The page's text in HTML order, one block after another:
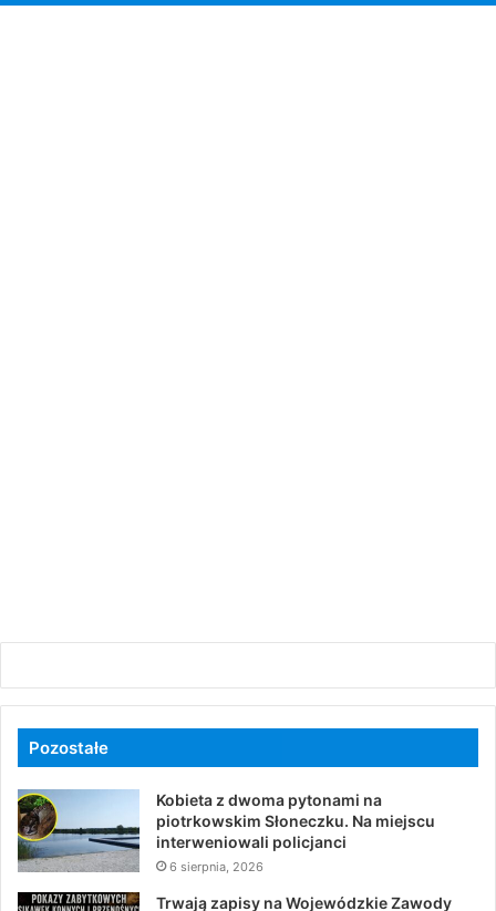
Pozostałe
Kobieta z dwoma pytonami na
piotrkowskim Słoneczku. Na miejscu
interweniowali policjanci
6 sierpnia, 2026
Trwają zapisy na Wojewódzkie Zawody